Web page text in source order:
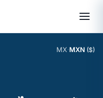
MX·MXN ($)